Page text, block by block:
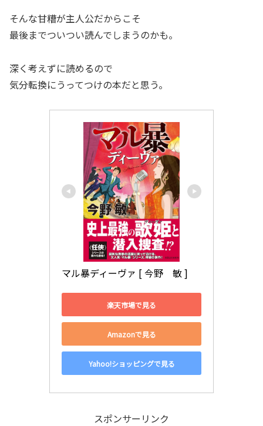
そんな甘糟が主人公だからこそ
最後までついつい読んでしまうのかも。
深く考えずに読めるので
気分転換にうってつけの本だと思う。
マル暴ディーヴァ [ 今野　敏 ]
楽天市場で見る
Amazonで見る
Yahoo!ショッピングで見る
スポンサーリンク